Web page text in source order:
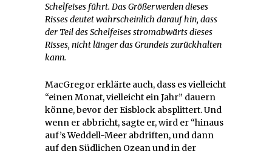
Schelfeises führt. Das Größerwerden dieses
Risses deutet wahrscheinlich darauf hin, dass
der Teil des Schelfeises stromabwärts dieses
Risses, nicht länger das Grundeis zurückhalten
kann.
MacGregor erklärte auch, dass es vielleicht
“einen Monat, vielleicht ein Jahr” dauern
könne, bevor der Eisblock absplittert. Und
wenn er abbricht, sagte er, wird er “hinaus
auf’s Weddell-Meer abdriften, und dann
auf den Südlichen Ozean und in der